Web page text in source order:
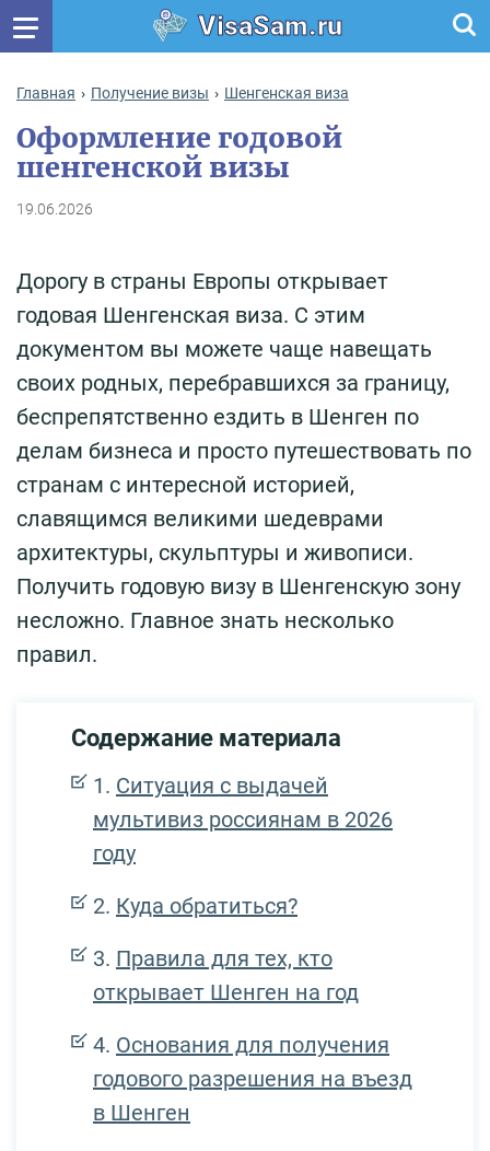
VisaSam.ru
Главная Получение визы Шенгенская виза
Оформление годовой
шенгенской визы
19.06.2026
Дорогу в страны Европы открывает
годовая Шенгенская виза. С этим
документом вы можете чаще навещать
своих родных, перебравшихся за границу,
беспрепятственно ездить в Шенген по
делам бизнеса и просто путешествовать по
странам с интересной историей,
славящимся великими шедеврами
архитектуры, скульптуры и живописи.
Получить годовую визу в Шенгенскую зону
несложно. Главное знать несколько
правил.
Содержание материала
Ситуация с выдачей
мультивиз россиянам в 2026
году
Куда обратиться?
Правила для тех, кто
открывает Шенген на год
Основания для получения
годового разрешения на въезд
в Шенген